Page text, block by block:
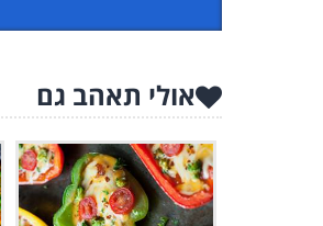
אולי תאהב גם